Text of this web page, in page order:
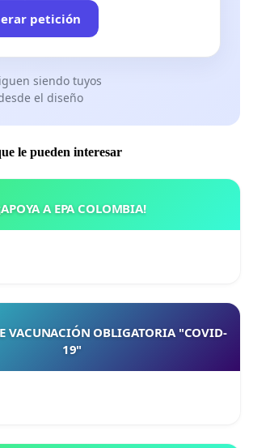
petición
siendo tuyos
el diseño
le pueden interesar
A EPA COLOMBIA!
VACUNACIÓN OBLIGATORIA "COVID-
19"